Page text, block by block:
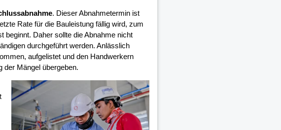
. Dieser Abnahmetermin ist
Rate für die Bauleistung fällig wird, zum
beginnt. Daher sollte die Abnahme nicht
durchgeführt werden. Anlässlich
aufgelistet und den Handwerkern
der Mängel übergeben.